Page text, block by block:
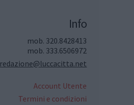
Info
mob. 320.8428413
mob. 333.6506972
redazione@luccacitta.net
Account Utente
Termini e condizioni